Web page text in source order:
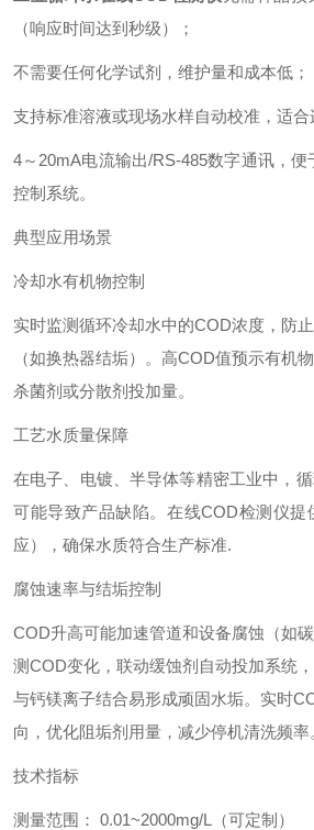
（响应时间达到秒级）；
不需要任何化学试剂，维护量和成本低；
支持标准溶液或现场水样自动校准，适合
4～20mA电流输出/RS-485数字通讯，
控制系统。
典型应用场景
冷却水有机物控制
实时监测循环冷却水中的COD浓度，防
（如换热器结垢）。高COD值预示有机
杀菌剂或分散剂投加量。
工艺水质量保障
在电子、电镀、半导体等精密工业中，
可能导致产品缺陷。在线COD检测仪提
应），确保水质符合生产标准.
腐蚀速率与结垢控制
COD升高可能加速管道和设备腐蚀（如
测COD变化，联动缓蚀剂自动投加系统
与钙镁离子结合易形成顽固水垢。实时
向，优化阻垢剂用量，减少停机清洗频率
技术指标
测量范围： 0.01~2000mg/L（可定制）